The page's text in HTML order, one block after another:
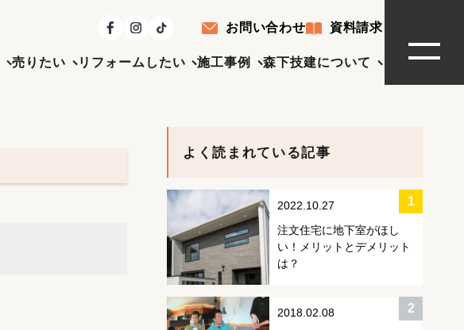
お問い合わせ 資料請求
売りたい リフォームしたい 施工事例 森下技建について
よく読まれている記事
2022.10.27
注文住宅に地下室がほし
い！メリットとデメリット
は？
2018.02.08